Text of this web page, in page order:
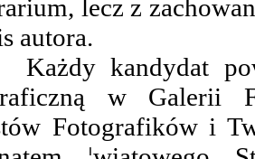
lecz z
autora.
Każdy kandydat
w Galerii
Fotografików i